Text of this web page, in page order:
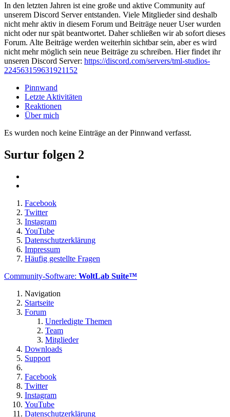
In den letzten Jahren ist eine große und aktive Community auf
unserem Discord Server entstanden. Viele Mitglieder sind deshalb
nicht mehr aktiv in diesem Forum und Beiträge neuer User wurden
nicht oder nur spät beantwortet. Daher schließen wir ab sofort dieses
Forum. Alte Beiträge werden weiterhin sichtbar sein, aber es wird
nicht mehr möglich sein neue Beiträge zu schreiben. Hier findet ihr
unseren Discord Server: https://discord.com/servers/tml-studios-
224563159631921152
Pinnwand
Letzte Aktivitäten
Reaktionen
Über mich
Es wurden noch keine Einträge an der Pinnwand verfasst.
Surtur folgen 2
Facebook
Twitter
Instagram
YouTube
Datenschutzerklärung
Impressum
Häufig gestellte Fragen
Community-Software: WoltLab Suite™
Navigation
Startseite
Forum
Unerledigte Themen
Team
Mitglieder
Downloads
Support
Facebook
Twitter
Instagram
YouTube
Datenschutzerklärung